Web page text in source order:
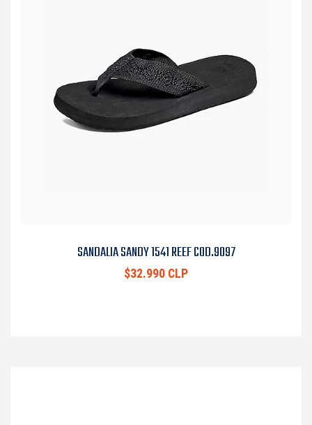
SANDALIA SANDY 1541 REEF COD.9097
$32.990 CLP